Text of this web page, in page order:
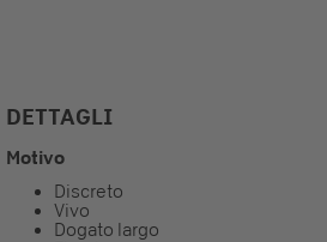
DETTAGLI
Motivo
Discreto
Vivo
Dogato largo